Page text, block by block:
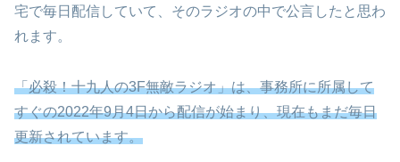
宅で毎日配信していて、そのラジオの中で公言したと思わ
れます。
「必殺！十九人の3F無敵ラジオ」は、事務所に所属して
すぐの2022年9月4日から配信が始まり、現在もまだ毎日
更新されています。